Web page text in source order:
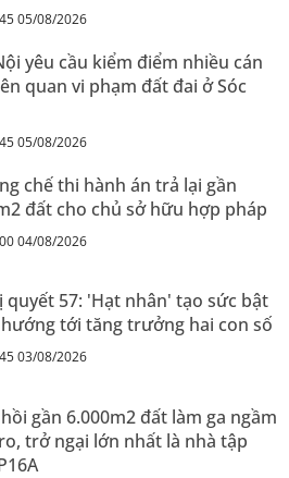
05/08/2026
yêu cầu kiểm điểm nhiều cán
quan vi phạm đất đai ở Sóc
05/08/2026
chế thi hành án trả lại gần
đất cho chủ sở hữu hợp pháp
04/08/2026
quyết 57: 'Hạt nhân' tạo sức bật
tới tăng trưởng hai con số
03/08/2026
gần 6.000m2 đất làm ga ngầm
trở ngại lớn nhất là nhà tập